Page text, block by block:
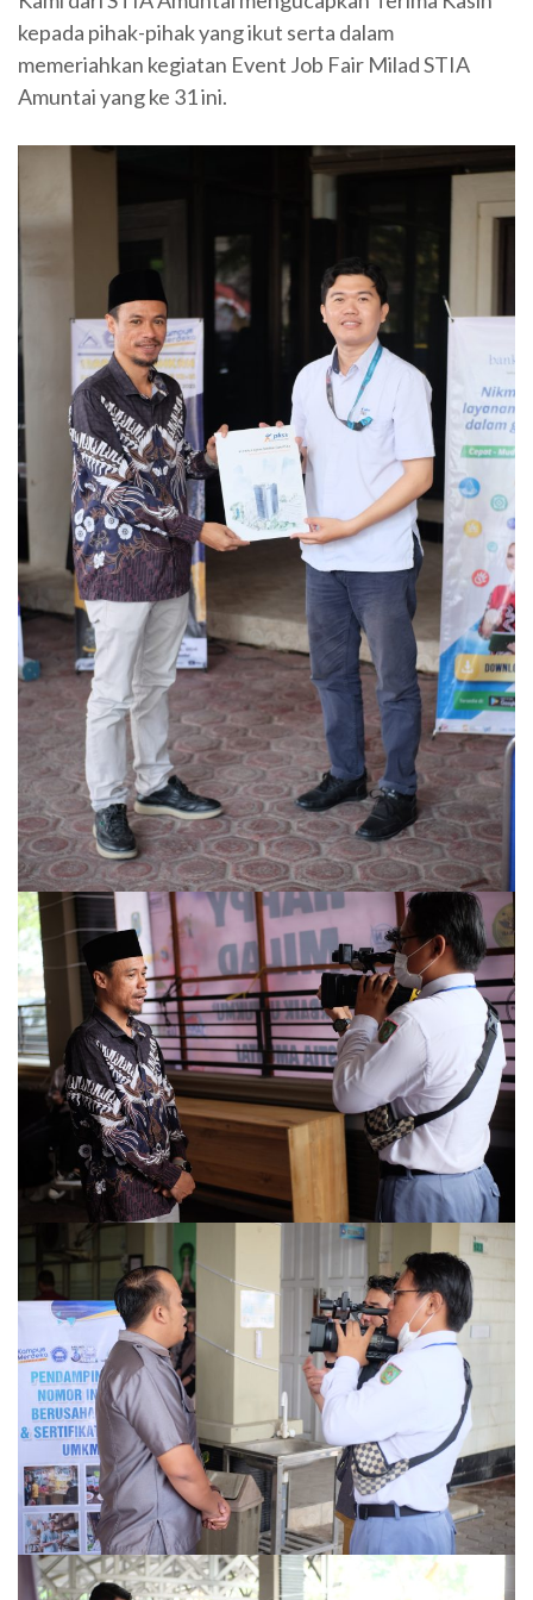
kepada pihak-pihak yang ikut serta dalam
memeriahkan kegiatan Event Job Fair Milad STIA
Amuntai yang ke 31 ini.